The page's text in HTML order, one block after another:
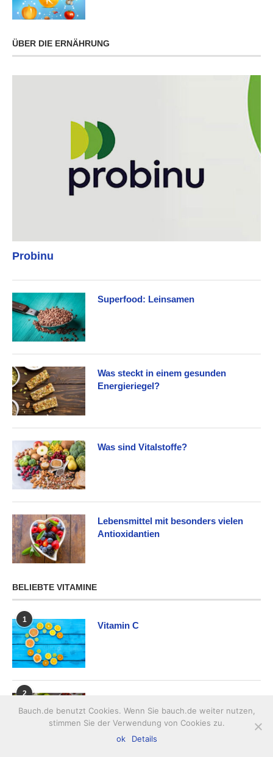
ÜBER DIE ERNÄHRUNG
Probinu
Superfood: Leinsamen
Was steckt in einem gesunden
Energieriegel?
Was sind Vitalstoffe?
Lebensmittel mit besonders vielen
Antioxidantien
BELIEBTE VITAMINE
1
Vitamin C
2
Bauch.de benutzt Cookies. Wenn Sie bauch.de weiter nutzen,
stimmen Sie der Verwendung von Cookies zu.
ok
Details